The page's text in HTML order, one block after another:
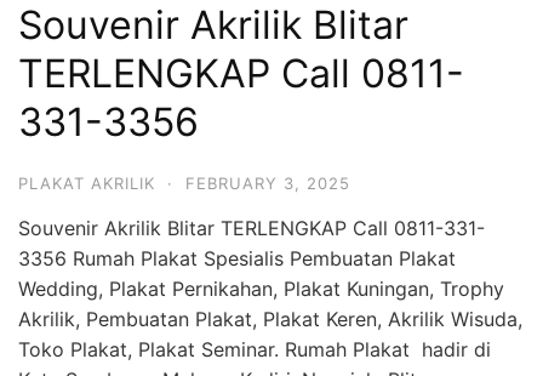
Souvenir Akrilik Blitar
TERLENGKAP Call 0811-
331-3356
PLAKAT AKRILIK · FEBRUARY 3, 2025
Souvenir Akrilik Blitar TERLENGKAP Call 0811-331-
3356 Rumah Plakat Spesialis Pembuatan Plakat
Wedding, Plakat Pernikahan, Plakat Kuningan, Trophy
Akrilik, Pembuatan Plakat, Plakat Keren, Akrilik Wisuda,
Toko Plakat, Plakat Seminar. Rumah Plakat hadir di